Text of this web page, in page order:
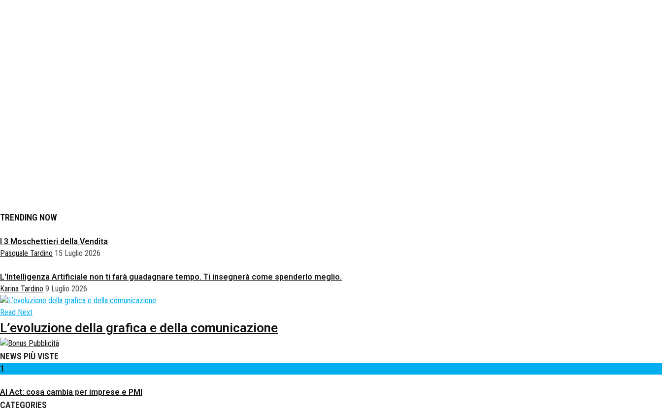
TRENDING NOW
I 3 Moschettieri della Vendita
Pasquale Tardino 15 Luglio 2026
L'Intelligenza Artificiale non ti farà guadagnare tempo. Ti insegnerà come spenderlo meglio.
Karina Tardino 9 Luglio 2026
Read Next
L’evoluzione della grafica e della comunicazione
NEWS PIÙ VISTE
1
AI Act: cosa cambia per imprese e PMI
CATEGORIES